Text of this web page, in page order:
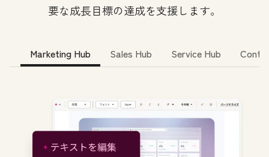
要な成長目標の達成を支援します。
Marketing Hub Sales Hub Service Hub